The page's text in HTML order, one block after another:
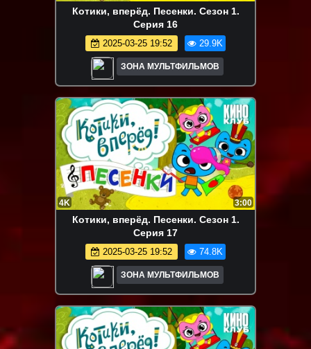
Котики, вперёд. Песенки. Сезон 1.
Серия 16
2025-03-25 19:52 29.9K
ЗОНА МУЛЬТФИЛЬМОВ
4K 3:00
Котики, вперёд. Песенки. Сезон 1.
Серия 17
2025-03-25 19:52 74.8K
ЗОНА МУЛЬТФИЛЬМОВ